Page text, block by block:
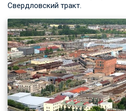
Свердловский тракт.